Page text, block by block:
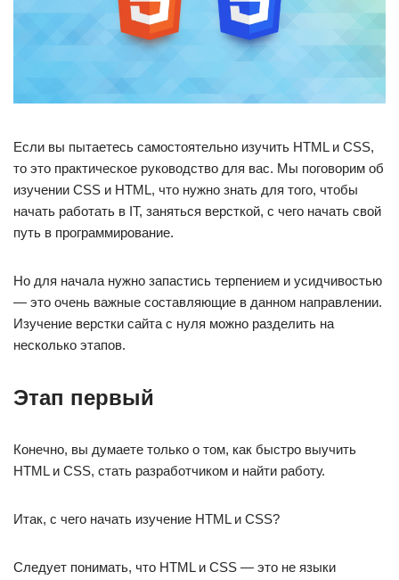
Если вы пытаетесь самостоятельно изучить HTML и CSS,
то это практическое руководство для вас. Мы поговорим об
изучении CSS и HTML, что нужно знать для того, чтобы
начать работать в IT, заняться версткой, с чего начать свой
путь в программирование.
Но для начала нужно запастись терпением и усидчивостью
— это очень важные составляющие в данном направлении.
Изучение верстки сайта с нуля можно разделить на
несколько этапов.
Этап первый
Конечно, вы думаете только о том, как быстро выучить
HTML и CSS, стать разработчиком и найти работу.
Итак, с чего начать изучение HTML и CSS?
Следует понимать, что HTML и CSS — это не языки